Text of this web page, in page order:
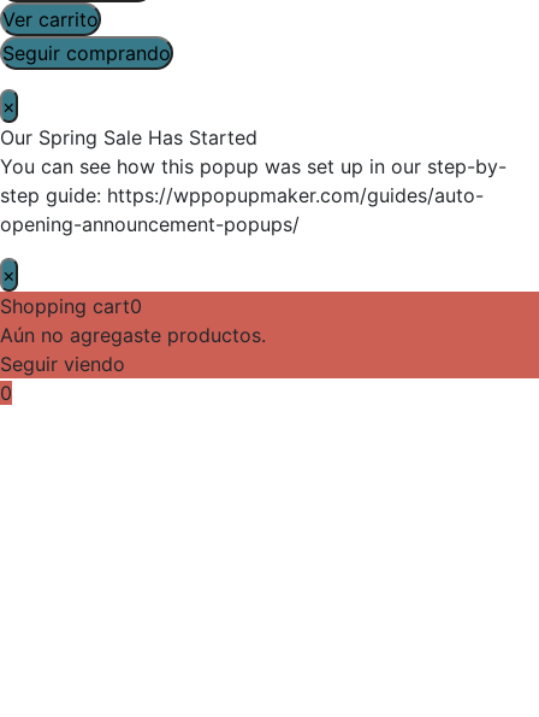
Ver carrito
Seguir comprando
×
Our Spring Sale Has Started
You can see how this popup was set up in our step-by-
step guide: https://wppopupmaker.com/guides/auto-
opening-announcement-popups/
×
Shopping cart0
Aún no agregaste productos.
Seguir viendo
0